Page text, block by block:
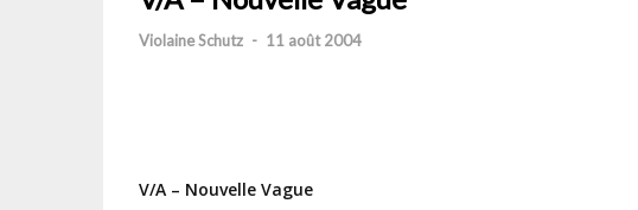
Violaine Schutz - 11 août 2004
V/A – Nouvelle Vague